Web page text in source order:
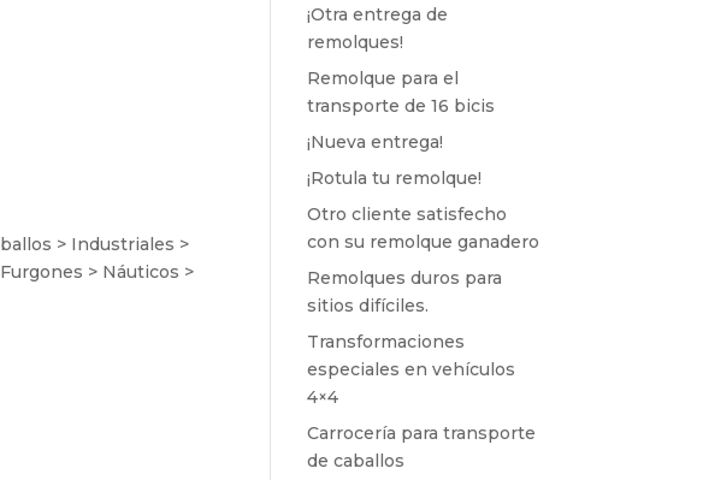
> Industriales >
> Náuticos >
¡Otra entrega de
remolques!
Remolque para el
transporte de 16 bicis
¡Nueva entrega!
¡Rotula tu remolque!
Otro cliente satisfecho
con su remolque ganadero
Remolques duros para
sitios difíciles.
Transformaciones
especiales en vehículos
4×4
Carrocería para transporte
de caballos